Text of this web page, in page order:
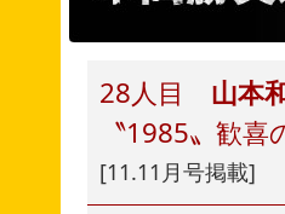
28人目 山本
〝1985〟歓
[11.11月号掲載]